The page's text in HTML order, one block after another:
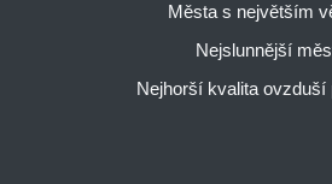
Města s největším
Nejslunnější
Nejhorší kvalita ovzduší